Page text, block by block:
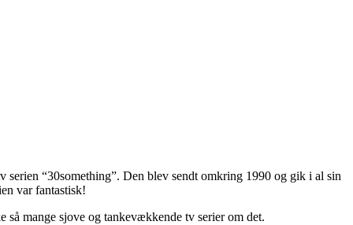
“30something”. Den blev sendt omkring 1990 og gik i al sin
var fantastisk!
mange sjove og tankevækkende tv serier om det.